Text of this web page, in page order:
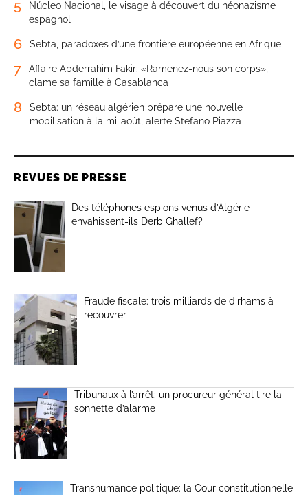
5
Núcleo Nacional, le visage à découvert du néonazisme
espagnol
6 Sebta, paradoxes d’une frontière européenne en Afrique
7
Affaire Abderrahim Fakir: «Ramenez-nous son corps»,
clame sa famille à Casablanca
8
Sebta: un réseau algérien prépare une nouvelle
mobilisation à la mi-août, alerte Stefano Piazza
REVUES DE PRESSE
Des téléphones espions venus d’Algérie
envahissent-ils Derb Ghallef?
Fraude fiscale: trois milliards de dirhams à
recouvrer
Tribunaux à l’arrêt: un procureur général tire la
sonnette d’alarme
Transhumance politique: la Cour constitutionnelle